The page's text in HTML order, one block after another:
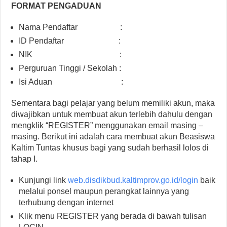
FORMAT PENGADUAN
Nama Pendaftar :
ID Pendaftar :
NIK :
Perguruan Tinggi / Sekolah :
Isi Aduan :
Sementara bagi pelajar yang belum memiliki akun, maka
diwajibkan untuk membuat akun terlebih dahulu dengan
mengklik “REGISTER” menggunakan email masing –
masing. Berikut ini adalah cara membuat akun Beasiswa
Kaltim Tuntas khusus bagi yang sudah berhasil lolos di
tahap I.
Kunjungi linkweb.disdikbud.kaltimprov.go.id/login baik
melalui ponsel maupun perangkat lainnya yang
terhubung dengan internet
Klik menu REGISTER yang berada di bawah tulisan